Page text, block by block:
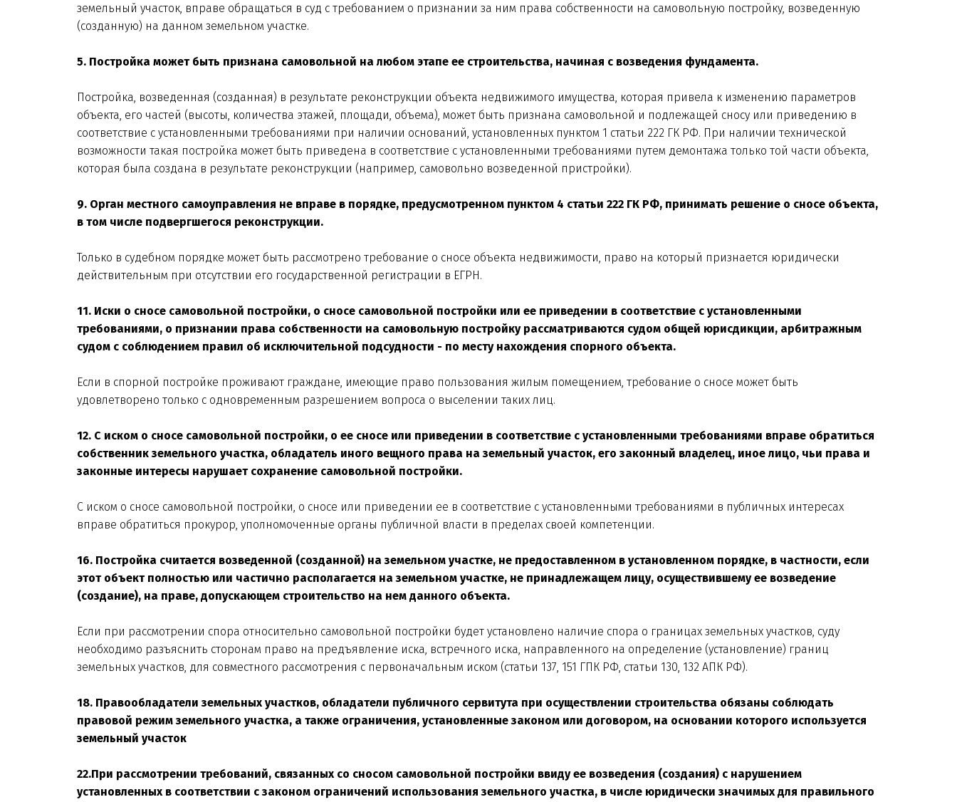
земельный участок, вправе обращаться в суд с требованием о признании за ним права собственности на самовольную постройку, возведенную
(созданную) на данном земельном участке.
5. Постройка может быть признана самовольной на любом этапе ее строительства, начиная с возведения фундамента.
Постройка, возведенная (созданная) в результате реконструкции объекта недвижимого имущества, которая привела к изменению параметров
объекта, его частей (высоты, количества этажей, площади, объема), может быть признана самовольной и подлежащей сносу или приведению в
соответствие с установленными требованиями при наличии оснований, установленных пунктом 1 статьи 222 ГК РФ. При наличии технической
возможности такая постройка может быть приведена в соответствие с установленными требованиями путем демонтажа только той части объекта,
которая была создана в результате реконструкции (например, самовольно возведенной пристройки).
9. Орган местного самоуправления не вправе в порядке, предусмотренном пунктом 4 статьи 222 ГК РФ, принимать решение о сносе объекта,
в том числе подвергшегося реконструкции.
Только в судебном порядке может быть рассмотрено требование о сносе объекта недвижимости, право на который признается юридически
действительным при отсутствии его государственной регистрации в ЕГРН.
11. Иски о сносе самовольной постройки, о сносе самовольной постройки или ее приведении в соответствие с установленными
требованиями, о признании права собственности на самовольную постройку рассматриваются судом общей юрисдикции, арбитражным
судом с соблюдением правил об исключительной подсудности - по месту нахождения спорного объекта.
Если в спорной постройке проживают граждане, имеющие право пользования жилым помещением, требование о сносе может быть
удовлетворено только с одновременным разрешением вопроса о выселении таких лиц.
12. С иском о сносе самовольной постройки, о ее сносе или приведении в соответствие с установленными требованиями вправе обратиться
собственник земельного участка, обладатель иного вещного права на земельный участок, его законный владелец, иное лицо, чьи права и
законные интересы нарушает сохранение самовольной постройки.
С иском о сносе самовольной постройки, о сносе или приведении ее в соответствие с установленными требованиями в публичных интересах
вправе обратиться прокурор, уполномоченные органы публичной власти в пределах своей компетенции.
16. Постройка считается возведенной (созданной) на земельном участке, не предоставленном в установленном порядке, в частности, если
этот объект полностью или частично располагается на земельном участке, не принадлежащем лицу, осуществившему ее возведение
(создание), на праве, допускающем строительство на нем данного объекта.
Если при рассмотрении спора относительно самовольной постройки будет установлено наличие спора о границах земельных участков, суду
необходимо разъяснить сторонам право на предъявление иска, встречного иска, направленного на определение (установление) границ
земельных участков, для совместного рассмотрения с первоначальным иском (статьи 137, 151 ГПК РФ, статьи 130, 132 АПК РФ).
18. Правообладатели земельных участков, обладатели публичного сервитута при осуществлении строительства обязаны соблюдать
правовой режим земельного участка, а также ограничения, установленные законом или договором, на основании которого используется
земельный участок
22.При рассмотрении требований, связанных со сносом самовольной постройки ввиду ее возведения (создания) с нарушением
установленных в соответствии с законом ограничений использования земельного участка, в числе юридически значимых для правильного